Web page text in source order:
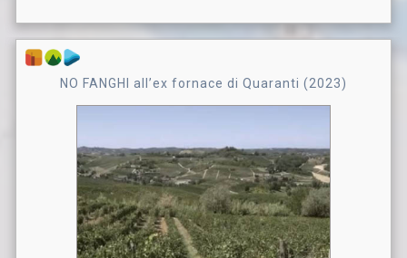
NO FANGHI all’ex fornace di Quaranti (2023)